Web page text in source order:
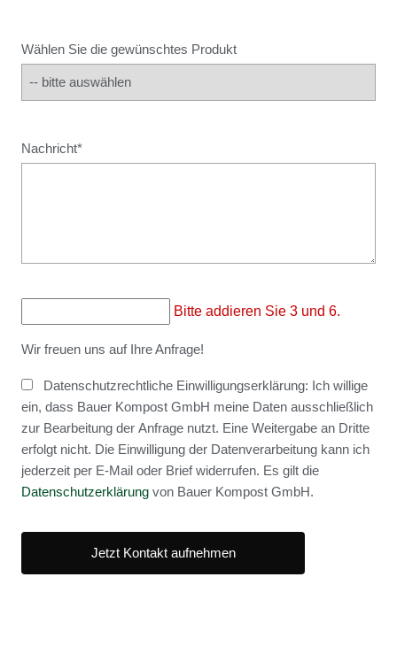
Wählen Sie die gewünschtes Produkt
Nachricht*
Bitte addieren Sie 3 und 6.
Wir freuen uns auf Ihre Anfrage!
Datenschutzrechtliche Einwilligungserklärung: Ich willige
ein, dass Bauer Kompost GmbH meine Daten ausschließlich
zur Bearbeitung der Anfrage nutzt. Eine Weitergabe an Dritte
erfolgt nicht. Die Einwilligung der Datenverarbeitung kann ich
jederzeit per E-Mail oder Brief widerrufen. Es gilt die
Datenschutzerklärung von Bauer Kompost GmbH.
Jetzt Kontakt aufnehmen